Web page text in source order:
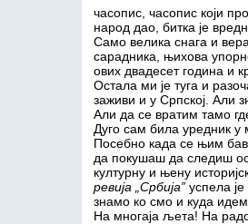
часопис, часопис који
народ дао, битка је
Само велика снага и
сарадника, њихова
ових двадесет година и
Остала ми је туга и
заживи и у Српској. Али
Али да се вратим тамо
Дуго сам била уредник у
Посебно када се њим
да покушаш да следиш
културну и њену
ревија „Србија” успела
знамо ко смо и куда
На многаја љета! На